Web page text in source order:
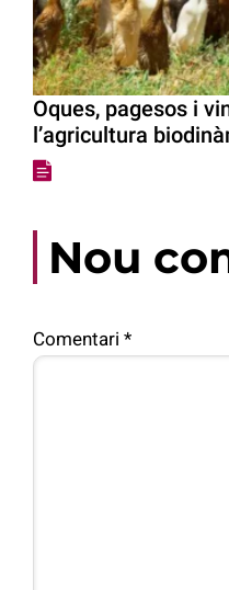
Oques, pagesos i
l’agricultura
Nou
Comentari *